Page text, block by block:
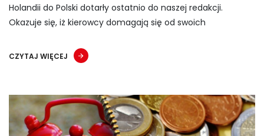
Holandii do Polski dotarły ostatnio do naszej redakcji.
Okazuje się, iż kierowcy domagają się od swoich
CZYTAJ WIĘCEJ